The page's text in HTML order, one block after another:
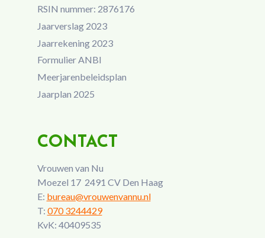
RSIN nummer: 2876176
Jaarverslag 2023
Jaarrekening 2023
Formulier ANBI
Meerjarenbeleidsplan
Jaarplan 2025
CONTACT
Vrouwen van Nu
Moezel 17 2491 CV Den Haag
E: bureau@vrouwenvannu.nl
T: 070 3244429
KvK: 40409535